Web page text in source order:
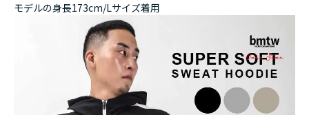
モデルの身長173cm/Lサイズ着用